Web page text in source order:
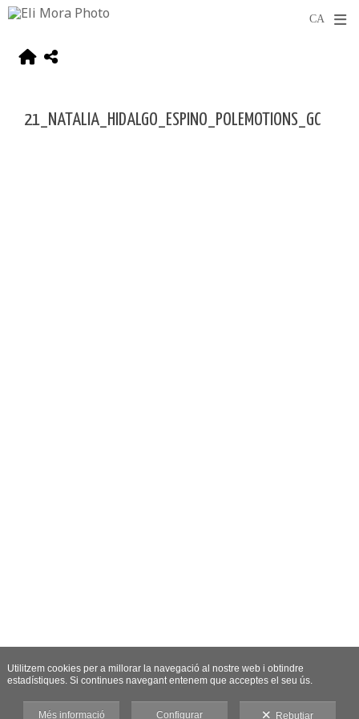
21_NATALIA_HIDALGO_ESPINO_POLEMOTIONS_GC
Utilitzem cookies per a millorar la navegació al nostre web i obtindre
estadístiques. Si continues navegant entenem que acceptes el seu ús.
Més informació Configurar Rebutjar